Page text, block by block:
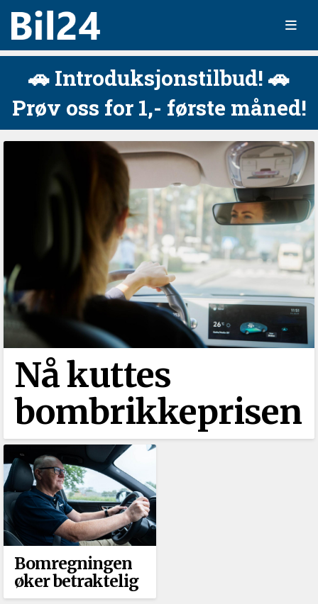
🚗 Introduksjonstilbud! 🚗
Prøv oss for 1,- første måned!
Nå kuttes
bombrikkeprisen
Bomregningen
øker betraktelig